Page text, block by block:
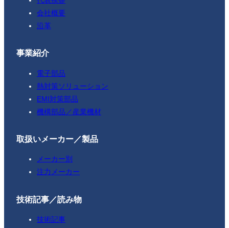
会社概要
沿革
事業紹介
電子部品
熱対策ソリューション
EMI対策部品
機構部品／産業機材
取扱いメーカー／製品
メーカー別
注力メーカー
技術記事／読み物
技術記事